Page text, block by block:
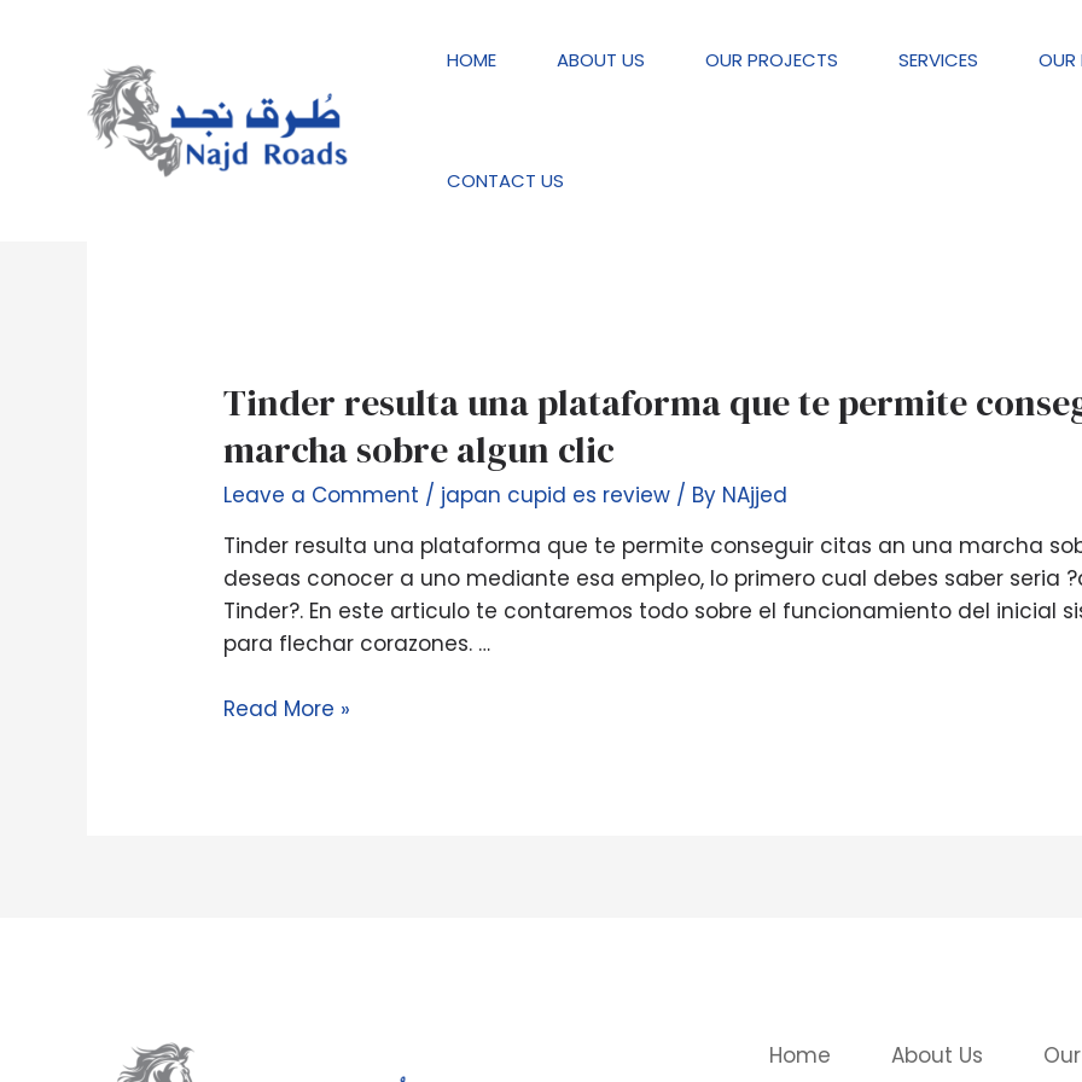
HOME ABOUT US OUR PROJECTS SERVICES OUR
CONTACT US
japan cupid es review
Tinder resulta una plataforma que te permite
marcha sobre algun clic
Leave a Comment / japan cupid es review / By NAjjed
Tinder resulta una plataforma que te permite conseguir citas an una marcha
deseas conocer a uno mediante esa empleo, lo primero cual debes saber seri­a
Tinder?. En este articulo te contaremos todo sobre el funcionamiento del inicial
para flechar corazones. …
Tinder
resulta
una
plataforma
te
permite
conseguir
citas
una
Read More »
Home About Us